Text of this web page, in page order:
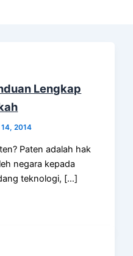
Lengkap
2014
Paten adalah hak
negara kepada
teknologi, […]